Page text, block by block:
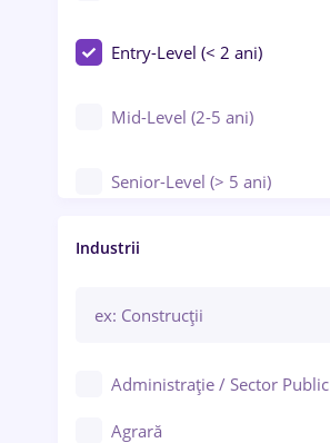
Entry-Level (< 2 ani)
Mid-Level (2-5 ani)
Senior-Level (> 5 ani)
Manager / Executiv
Industrii
Administrație / Sector Public
Agrară